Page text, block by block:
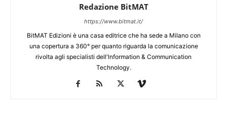
Redazione BitMAT
https://www.bitmat.it/
BitMAT Edizioni è una casa editrice che ha sede a Milano con
una copertura a 360° per quanto riguarda la comunicazione
rivolta agli specialisti dell'lnformation & Communication
Technology.